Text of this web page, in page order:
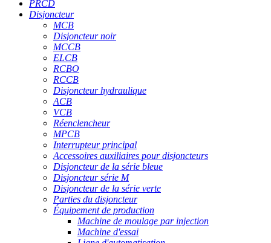
PRCD
Disjoncteur
MCB
Disjoncteur noir
MCCB
ELCB
RCBO
RCCB
Disjoncteur hydraulique
ACB
VCB
Réenclencheur
MPCB
Interrupteur principal
Accessoires auxiliaires pour disjoncteurs
Disjoncteur de la série bleue
Disjoncteur série M
Disjoncteur de la série verte
Parties du disjoncteur
Équipement de production
Machine de moulage par injection
Machine d'essai